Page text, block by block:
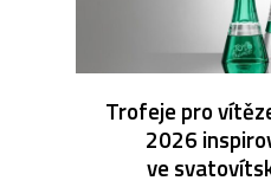
Trofeje pro
2026
ve